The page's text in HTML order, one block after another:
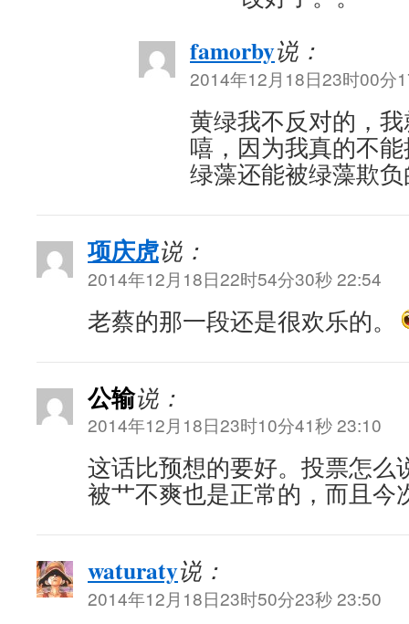
famorby说：
2014年12月18日23时00分
黄绿我不反对的，
嘻，因为我真的不
绿藻还能被绿藻欺
项庆虎说：
2014年12月18日22时54分30秒 22:54
老蔡的那一段还是很欢乐的。
公输说：
2014年12月18日23时10分41秒 23:10
这话比预想的要好。投票怎么
被艹不爽也是正常的，而且今
waturaty说：
2014年12月18日23时50分23秒 23:50